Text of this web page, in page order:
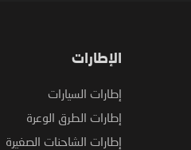
الإطارات
إطارات السيارات
إطارات الطرق الوعرة
إطارات الشاحنات الصغيرة